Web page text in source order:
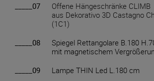
_____07
Offene Hängeschränke CLIMB
aus Dekorativo 3D Castagno
(1C1)
_____08
Spiegel Rettangolare B.180
mit magnetischem
_____09
Lampe THIN Led L.180 cm